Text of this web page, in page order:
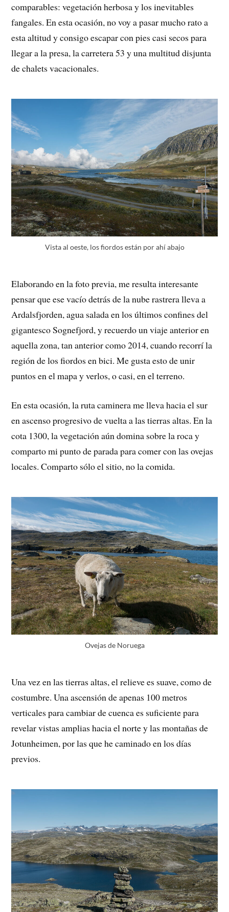
comparables: vegetación herbosa y los inevitables
fangales. En esta ocasión, no voy a pasar mucho rato a
esta altitud y consigo escapar con pies casi secos para
llegar a la presa, la carretera 53 y una multitud disjunta
de chalets vacacionales.
Vista al oeste, los fiordos están por ahí abajo
Elaborando en la foto previa, me resulta interesante
pensar que ese vacío detrás de la nube rastrera lleva a
Ardalsfjorden, agua salada en los últimos confines del
gigantesco Sognefjord, y recuerdo un viaje anterior en
aquella zona, tan anterior como 2014, cuando recorrí la
región de los fiordos en bici. Me gusta esto de unir
puntos en el mapa y verlos, o casi, en el terreno.
En esta ocasión, la ruta caminera me lleva hacia el sur
en ascenso progresivo de vuelta a las tierras altas. En la
cota 1300, la vegetación aún domina sobre la roca y
comparto mi punto de parada para comer con las ovejas
locales. Comparto sólo el sitio, no la comida.
Ovejas de Noruega
Una vez en las tierras altas, el relieve es suave, como de
costumbre. Una ascensión de apenas 100 metros
verticales para cambiar de cuenca es suficiente para
revelar vistas amplias hacia el norte y las montañas de
Jotunheimen, por las que he caminado en los días
previos.